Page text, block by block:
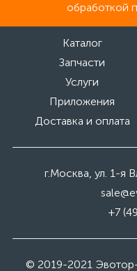
обработкой
Каталог
Запчасти
Услуги
Приложения
Доставка и оплата
г.Москва, ул. 1-я
+7
© 2019-2021